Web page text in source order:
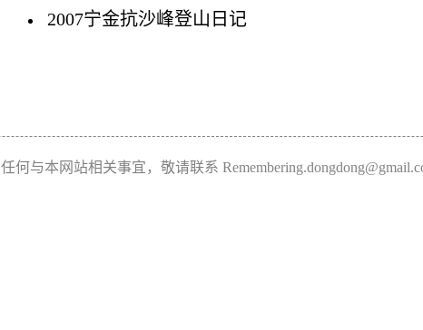
2007宁金抗沙峰登山日记
任何与本网站相关事宜，敬请联系